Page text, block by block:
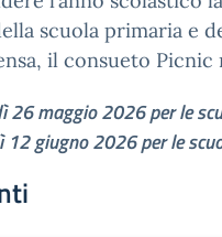
scuola primaria e
il consueto
26 maggio 2026 per le
12 giugno 2026 per le